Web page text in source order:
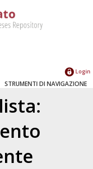
Login
STRUMENTI DI NAVIGAZIONE